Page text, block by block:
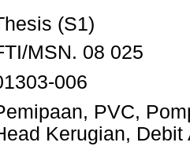
(S1)
MSN. 08 025
006
PVC,
Kerugian, Debit